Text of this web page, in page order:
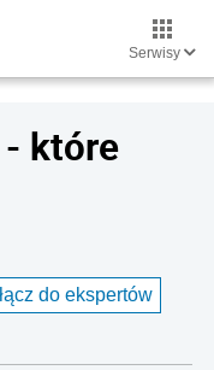
Serwisy
które
do ekspertów